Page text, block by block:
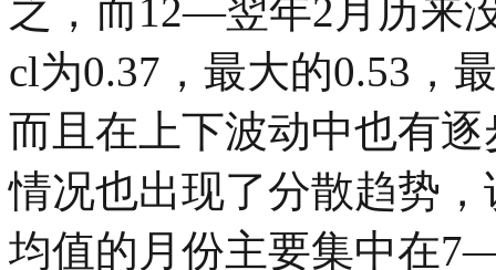
之，而12—翌年2月历来
cl为0.37，最大的0.53，
而且在上下波动中也有
情况也出现了分散趋势
均值的月份主要集中在